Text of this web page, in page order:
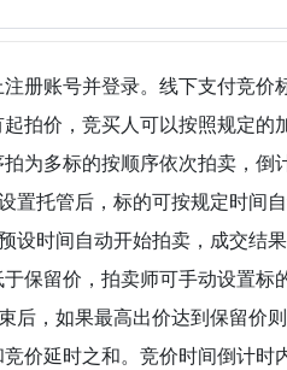
册账号并登录。线下支付竞价
拍价，竞买人可以按照规定的
为多标的按顺序依次拍卖，倒
置托管后，标的可按规定时间
时间自动开始拍卖，成交结果
保留价，拍卖师可手动设置
，如果最高出价达到保留价
价延时之和。竞价时间倒计